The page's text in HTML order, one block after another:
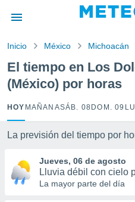
por
para
la
calidad.
a este
las
y
forma
Inicio México Michoacán
El tiempo en Los
(México) por horas
HOY MAÑANASÁB. 08 DOM. 09
La previsión del tiempo por
Jueves, 06 de agosto
Lluvia débil con cielo
La mayor parte del día